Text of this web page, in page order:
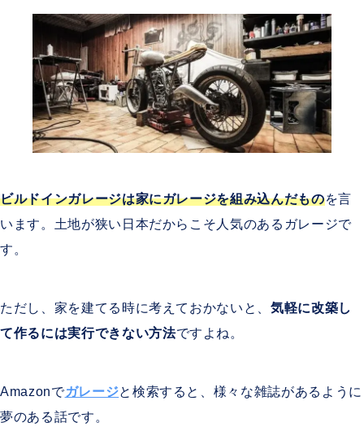
ビルドインガレージは家にガレージを組み込んだものを言
います。土地が狭い日本だからこそ人気のあるガレージで
す。
ただし、家を建てる時に考えておかないと、気軽に改築し
て作るには実行できない方法ですよね。
Amazonでガレージと検索すると、様々な雑誌があるように
夢のある話です。